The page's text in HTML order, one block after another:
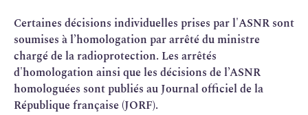
Certaines décisions individuelles prises par l'ASNR sont
soumises à l’homologation par arrêté du ministre
chargé de laradioprotection. Les arrêtés
d'homologation ainsi que les décisions de l’ASNR
homologuées sont publiés au Journal officiel de la
République française (JORF).